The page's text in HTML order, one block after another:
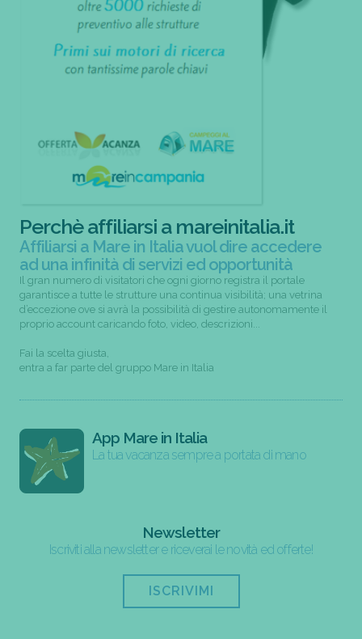
Perchè affiliarsi a mareinitalia.it
Affiliarsi a Mare in Italia vuol dire accedere
ad una infinità di servizi ed opportunità
Il gran numero di visitatori che ogni giorno registra il portale
garantisce a tutte le strutture una continua visibilità; una vetrina
d’eccezione ove si avrà la possibilità di gestire autonomamente il
proprio account caricando foto, video, descrizioni...
Fai la scelta giusta,
entra a far parte del gruppo Mare in Italia
App Mare in Italia
La tua vacanza sempre a portata di mano
Newsletter
Iscriviti alla newsletter e riceverai le novità ed offerte!
ISCRIVIMI